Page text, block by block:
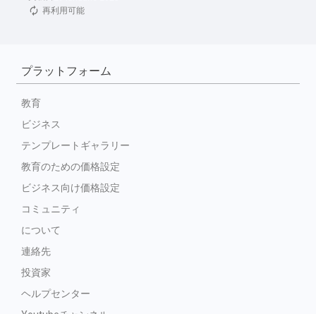
再利用可能
プラットフォーム
教育
ビジネス
テンプレートギャラリー
教育のための価格設定
ビジネス向け価格設定
コミュニティ
について
連絡先
投資家
ヘルプセンター